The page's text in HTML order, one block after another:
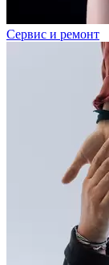
Сервис и ремонт